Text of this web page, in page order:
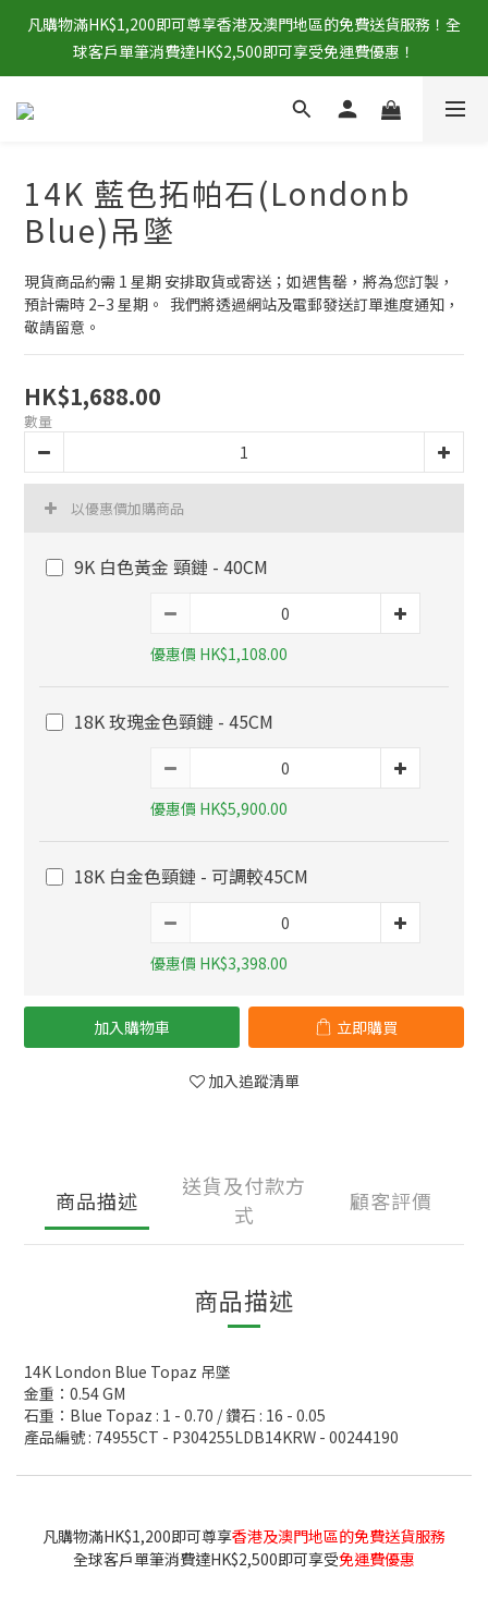
凡購物滿HK$1,200即可尊享香港及澳門地區的免費送貨服務！全
球客戶單筆消費達HK$2,500即可享受免運費優惠！
14K 藍色拓帕石(Londonb
Blue)吊墜
現貨商品約需 1 星期 安排取貨或寄送；如遇售罄，將為您訂製，
預計需時 2–3 星期。  我們將透過網站及電郵發送訂單進度通知，
敬請留意。
HK$1,688.00
數量
以優惠價加購商品
9K 白色黃金 頸鏈 - 40CM
優惠價 HK$1,108.00
18K 玫瑰金色頸鏈 - 45CM
優惠價 HK$5,900.00
18K 白金色頸鏈 - 可調較45CM
優惠價 HK$3,398.00
加入購物車 立即購買
加入追蹤清單
商品描述
送貨及付款方
式
顧客評價
商品描述
14K London Blue Topaz 吊墜
金重：0.54 GM
石重：Blue Topaz : 1 - 0.70 / 鑽石 : 16 - 0.05
產品編號 : 74955CT - P304255LDB14KRW - 00244190
凡購物滿HK$1,200即可尊享香港及澳門地區的免費送貨服務
全球客戶單筆消費達HK$2,500即可享受免運費優惠